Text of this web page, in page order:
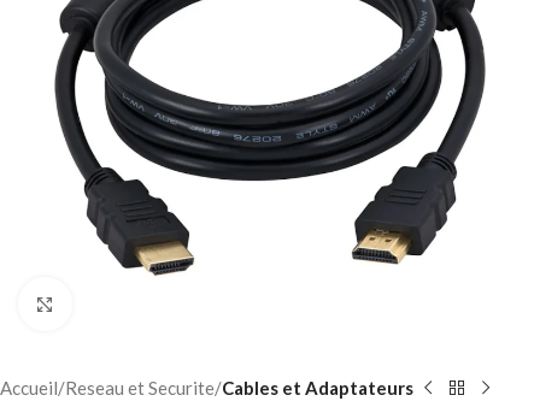
Accueil Reseau et Securite Cables et Adaptateurs